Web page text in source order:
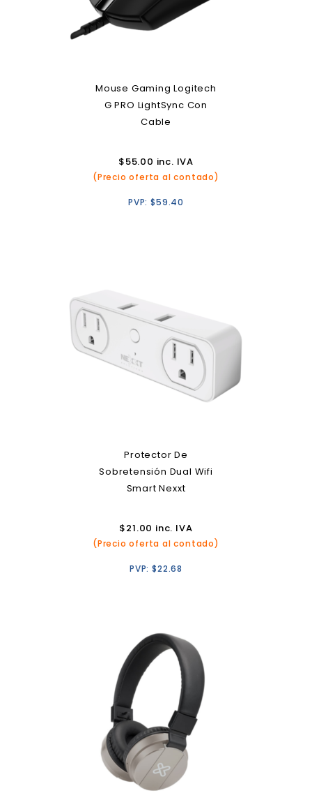
Mouse Gaming Logitech
G PRO LightSync Con
Cable
$55.00 inc. IVA
(Precio oferta al contado)
PVP:$59.40
Protector De
Sobretensión Dual Wifi
Smart Nexxt
$21.00 inc. IVA
(Precio oferta al contado)
PVP:$22.68